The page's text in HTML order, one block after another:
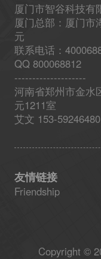
厦门市智谷科技有
厦门总部：厦门市
元
联系电话：
QQ 800068812
--------------------
河南省郑州市金水
元1211室
艾文 153-59246480
友情链接
Friendship
Copyright ©